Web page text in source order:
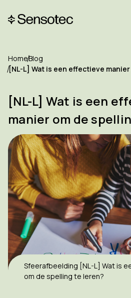
HomeBlog
[NL-L] Wat is een effectieve
[NL-L] Wat is een
manier om de
Sfeerafbeelding [NL-L] Wat is
om de spelling te leren?